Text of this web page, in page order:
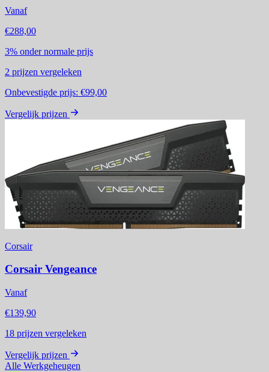
Vanaf
€288,00
3% onder normale prijs
2 prijzen vergeleken
Onbevestigde prijs: €99,00
Vergelijk prijzen
Corsair
Corsair Vengeance
Vanaf
€139,90
18 prijzen vergeleken
Vergelijk prijzen
Alle Werkgeheugen